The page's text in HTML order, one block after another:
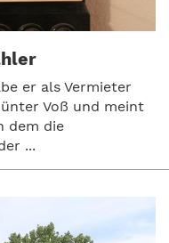
er als Vermieter
Voß und meint
dem die
...